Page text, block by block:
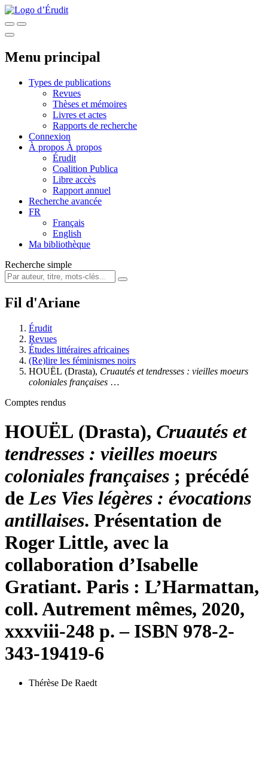
Menu principal
Types de publications
Revues
Thèses et mémoires
Livres et actes
Rapports de recherche
Connexion
À propos À propos
Érudit
Coalition Publica
Libre accès
Rapport annuel
Recherche avancée
FR
Français
English
Ma bibliothèque
Recherche simple
Fil d'Ariane
Érudit
Revues
Études littéraires africaines
(Re)lire les féminismes noirs
HOUËL (Drasta), Cruautés et tendresses : vieilles moeurs
coloniales françaises …
Comptes rendus
HOUËL (Drasta), Cruautés et
tendresses : vieilles moeurs
coloniales françaises ; précédé
de Les Vies légères : évocations
antillaises. Présentation de
Roger Little, avec la
collaboration d’Isabelle
Gratiant. Paris : L’Harmattan,
coll. Autrement mêmes, 2020,
xxxviii-248 p. – ISBN 978-2-
343-19419-6
Thérèse De Raedt